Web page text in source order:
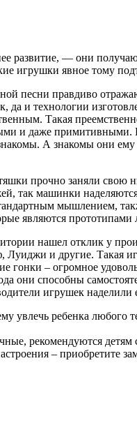
развитие, — они
игрушки явное тому
песни правдиво
да и технологии
Такая
и даже
А знакомы они
прочно заняли
так машинки
мышлением,
являются прототипами
нашел отклик у
и другие. Такая
гонки – огромное
они способны
игрушек
ребенка любого
рекомендуются детям
– приобретите